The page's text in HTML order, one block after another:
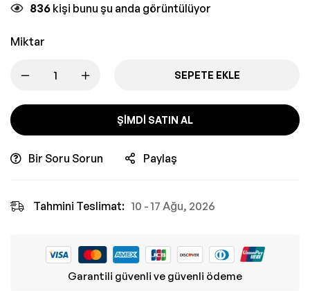
836 kişi bunu şu anda görüntülüyor
Miktar
SEPETE EKLE
ŞIMDI SATIN AL
Bir Soru Sorun Paylaş
Tahmini Teslimat: 10 - 17 Ağu, 2026
Garantili güvenli ve güvenli ödeme